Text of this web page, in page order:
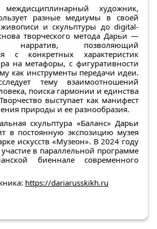
художник,
разные медиумы в своей
и скульптуры до digital-
творческого метода Дарьи —
нарратив, позволяющий
с конкретных характеристик
на метафоры, с фигуративности
как инструменты передачи идеи.
тему взаимоотношений
поиска гармонии и единства
выступает как манифест
природы и ее разнообразия.
скульптура «Баланс» Дарьи
в постоянную экспозицию музея
искусств «Музеон». В 2024 году
в параллельной программе
биеннале современного
: https://dariarusskikh.ru